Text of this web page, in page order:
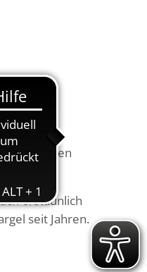
erstaunlich
seit Jahren.